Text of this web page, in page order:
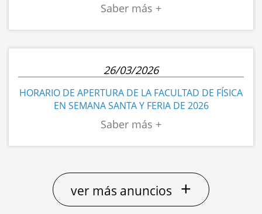
26/03/2026
HORARIO DE APERTURA DE LA FACULTAD DE FÍSICA
EN SEMANA SANTA Y FERIA DE 2026
ver más anuncios +